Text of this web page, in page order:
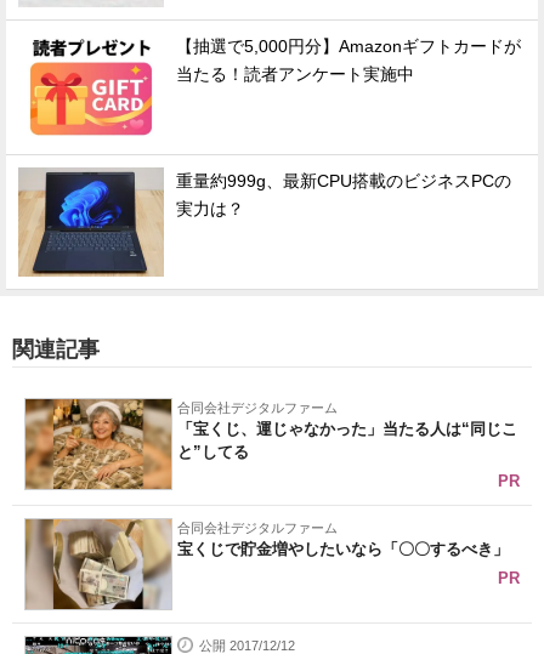
【抽選で5,000円分】Amazonギフトカードが
当たる！読者アンケート実施中
重量約999g、最新CPU搭載のビジネスPCの
実力は？
関連記事
合同会社デジタルファーム
「宝くじ、運じゃなかった」当たる人は“同じこ
と”してる
PR
合同会社デジタルファーム
宝くじで貯金増やしたいなら「〇〇するべき」
PR
公開 2017/12/12